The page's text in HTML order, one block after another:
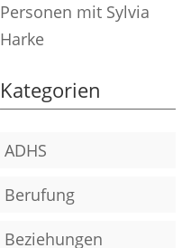
Personen mit Sylvia
Harke
Kategorien
ADHS
Berufung
Beziehungen